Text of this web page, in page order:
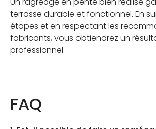
terrasse durable et fonctionnel. En
étapes et en respectant les
fabricants, vous obtiendrez un
professionnel.
FAQ